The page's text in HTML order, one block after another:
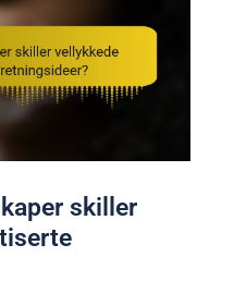
skiller